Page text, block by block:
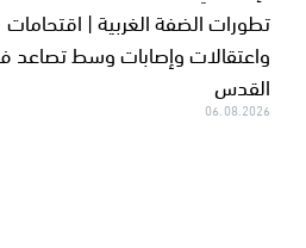
تطورات الضفة الغربية | اقتحامات
واعتقالات وإصابات وسط تصاعد
القدس
06.08.2026